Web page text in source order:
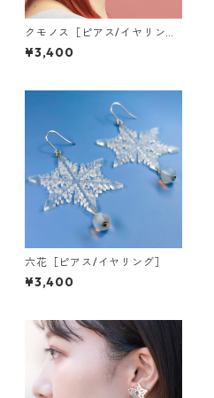
クモノス［ピアス/イヤリン
グ］
¥3,400
六花［ピアス/イヤリング］
¥3,400